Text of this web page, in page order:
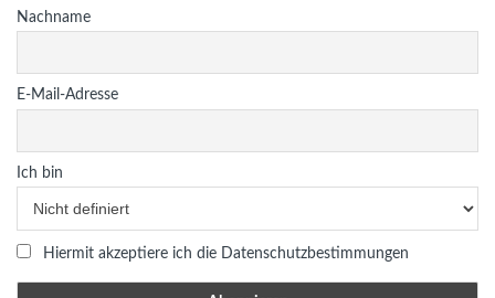
Nachname
E-Mail-Adresse
Ich bin
Hiermit akzeptiere ich die Datenschutzbestimmungen